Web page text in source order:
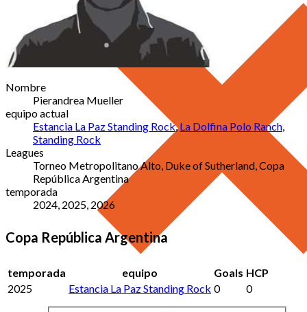
Nombre
Pierandrea Mueller
equipo actual
Estancia La Paz Standing Rock,La Dolfina Polo Ranch
Standing Rock
Leagues
Torneo Metropolitano Alto, Duke of Sutherland, Copa
República Argentina
temporada
2024, 2025, 2026
Copa República Argentina
temporada equipo Goals HCP
2025
Estancia La Paz Standing Rock 0 0